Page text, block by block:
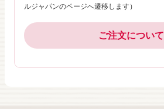
ルジャパンのページへ遷移します）
ご注文について